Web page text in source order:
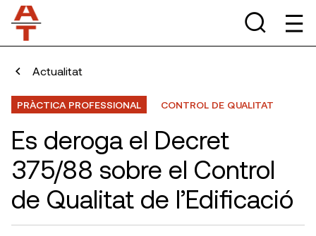
Actualitat
PRÀCTICA PROFESSIONAL CONTROL DE QUALITAT
Es deroga el Decret
375/88 sobre el Control
de Qualitat de l’Edificació